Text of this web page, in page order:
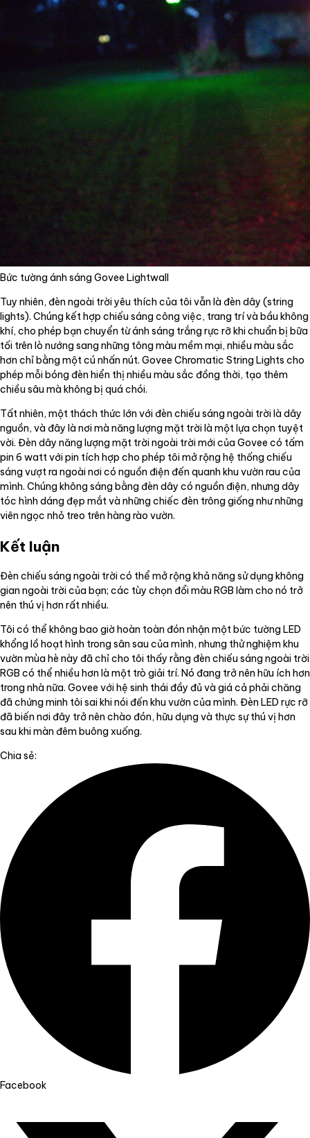
Bức tường ánh sáng Govee Lightwall
Tuy nhiên, đèn ngoài trời yêu thích của tôi vẫn là đèn dây (string
lights). Chúng kết hợp chiếu sáng công việc, trang trí và bầu không
khí, cho phép bạn chuyển từ ánh sáng trắng rực rỡ khi chuẩn bị bữa
tối trên lò nướng sang những tông màu mềm mại, nhiều màu sắc
hơn chỉ bằng một cú nhấn nút. Govee Chromatic String Lights cho
phép mỗi bóng đèn hiển thị nhiều màu sắc đồng thời, tạo thêm
chiều sâu mà không bị quá chói.
Tất nhiên, một thách thức lớn với đèn chiếu sáng ngoài trời là dây
nguồn, và đây là nơi mà năng lượng mặt trời là một lựa chọn tuyệt
vời. Đèn dây năng lượng mặt trời ngoài trời mới của Govee có tấm
pin 6 watt với pin tích hợp cho phép tôi mở rộng hệ thống chiếu
sáng vượt ra ngoài nơi có nguồn điện đến quanh khu vườn rau của
mình. Chúng không sáng bằng đèn dây có nguồn điện, nhưng dây
tóc hình dáng đẹp mắt và những chiếc đèn trông giống như những
viên ngọc nhỏ treo trên hàng rào vườn.
Kết luận
Đèn chiếu sáng ngoài trời có thể mở rộng khả năng sử dụng không
gian ngoài trời của bạn; các tùy chọn đổi màu RGB làm cho nó trở
nên thú vị hơn rất nhiều.
Tôi có thể không bao giờ hoàn toàn đón nhận một bức tường LED
khổng lồ hoạt hình trong sân sau của mình, nhưng thử nghiệm khu
vườn mùa hè này đã chỉ cho tôi thấy rằng đèn chiếu sáng ngoài trời
RGB có thể nhiều hơn là một trò giải trí. Nó đang trở nên hữu ích hơn
trong nhà nữa. Govee với hệ sinh thái đầy đủ và giá cả phải chăng
đã chứng minh tôi sai khi nói đến khu vườn của mình. Đèn LED rực rỡ
đã biến nơi đây trở nên chào đón, hữu dụng và thực sự thú vị hơn
sau khi màn đêm buông xuống.
Chia sẻ:
Facebook